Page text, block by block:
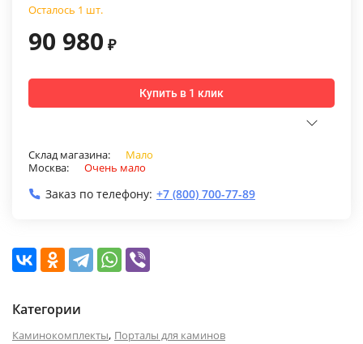
Осталось 1 шт.
90 980 ₽
Купить в 1 клик
Склад магазина:
Мало
Москва:
Очень мало
Заказ по телефону: +7 (800) 700-77-89
Категории
Каминокомплекты, Порталы для каминов